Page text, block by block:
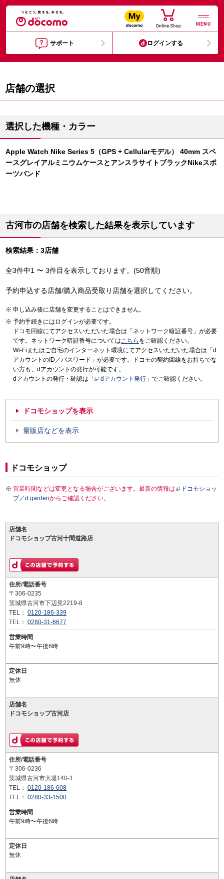
MENU
サポート ログインする
店舗の選択
選択した機種・カラー
Apple Watch Nike Series 5（GPS + Cellularモデル） 40mm スペ
ースグレイアルミニウムケースとアンスラサイトブラックNikeスポ
ーツバンド
古河市の店舗を検索した結果を表示しています
検索結果：3店舗
全3件中1 〜 3件目を表示しております。(50音順)
予約申込する店舗/購入商品受取り店舗を選択してください。
申し込み後に店舗を変更することはできません。
予約手続きにはログインが必要です。
ドコモ回線にてアクセスいただいた場合は「ネットワーク暗証番号」が必要
です。ネットワーク暗証番号についてはこちら をご確認ください。
Wi-Fiまたはご自宅のインターネット環境にてアクセスいただいた場合は「d
アカウントのID／パスワード」が必要です。ドコモの契約回線をお持ちでな
い方も、dアカウントの発行が可能です。
dアカウントの発行・確認は「
dアカウント発行 」でご確認ください。
ドコモショップを表示
量販店などを表示
ドコモショップ
営業時間などは変更となる場合がございます。最新の情報は
ドコモショッ
プ／d gardenからご確認ください。
店舗名
ドコモショップ古河十間道路店
住所/電話番号
〒306-0235
茨城県古河市下辺見2219-8
TEL： 0120-186-339
TEL： 0280-31-6677
営業時間
午前9時〜午後6時
定休日
無休
店舗名
ドコモショップ古河店
住所/電話番号
〒306-0236
茨城県古河市大堤140-1
TEL： 0120-186-608
TEL： 0280-33-1500
営業時間
午前9時〜午後6時
定休日
無休